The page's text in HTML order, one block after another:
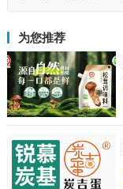
为您推荐